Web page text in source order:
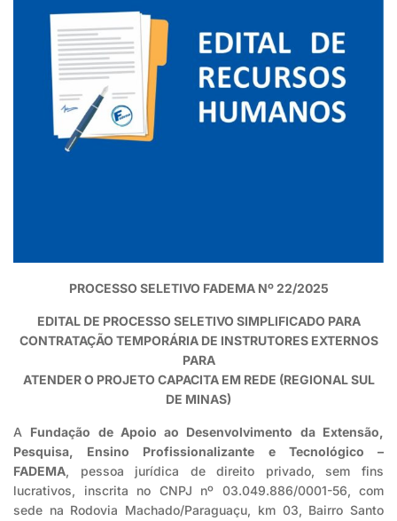
PROCESSO SELETIVO FADEMA Nº 22/2025
EDITAL DE PROCESSO SELETIVO SIMPLIFICADO PARA
CONTRATAÇÃO TEMPORÁRIA DE INSTRUTORES EXTERNOS
PARA
ATENDER O PROJETO CAPACITA EM REDE (REGIONAL SUL
DE MINAS)
A Fundação de Apoio ao Desenvolvimento da Extensão,
Pesquisa, Ensino Profissionalizante e Tecnológico –
FADEMA, pessoa jurídica de direito privado, sem fins
lucrativos, inscrita no CNPJ nº 03.049.886/0001-56, com
sede na Rodovia Machado/Paraguaçu, km 03, Bairro Santo